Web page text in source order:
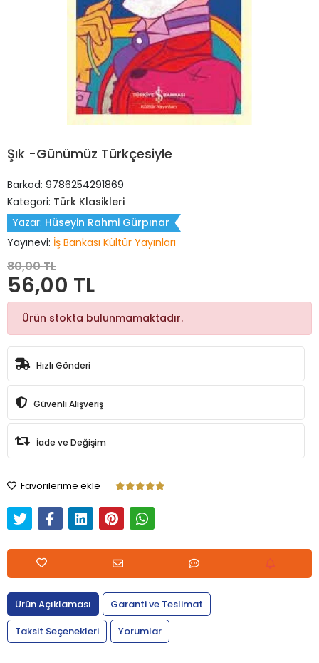
Şık -Günümüz Türkçesiyle
Barkod: 9786254291869
Kategori: Türk Klasikleri
Yazar: Hüseyin Rahmi Gürpınar
Yayınevi: İş Bankası Kültür Yayınları
80,00 TL
56,00 TL
Ürün stokta bulunmamaktadır.
Hızlı Gönderi
Güvenli Alışveriş
İade ve Değişim
Favorilerime ekle
Ürün Açıklaması
Garanti ve Teslimat
Taksit Seçenekleri
Yorumlar